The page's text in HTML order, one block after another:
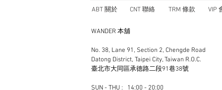
ABT 關於 CNT 聯絡 TRM 條款 VIP
WANDER 本舖
No. 38, Lane 91, Section 2, Chengde Road
Datong District, Taipei City, Taiwan R.O.C.
臺北市大同區承德路二段91巷38號
SUN - THU : 14:00 - 20:00